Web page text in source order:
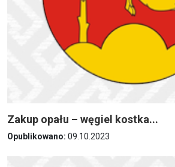
Zakup opału – węgiel kostka...
Opublikowano: 09.10.2023